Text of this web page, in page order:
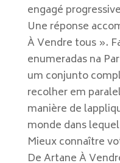
engagé
Une réponse
À Vendre tous ».
enumeradas na
um conjunto
recolher em
manière de
monde dans
Mieux connaître
De Artane À